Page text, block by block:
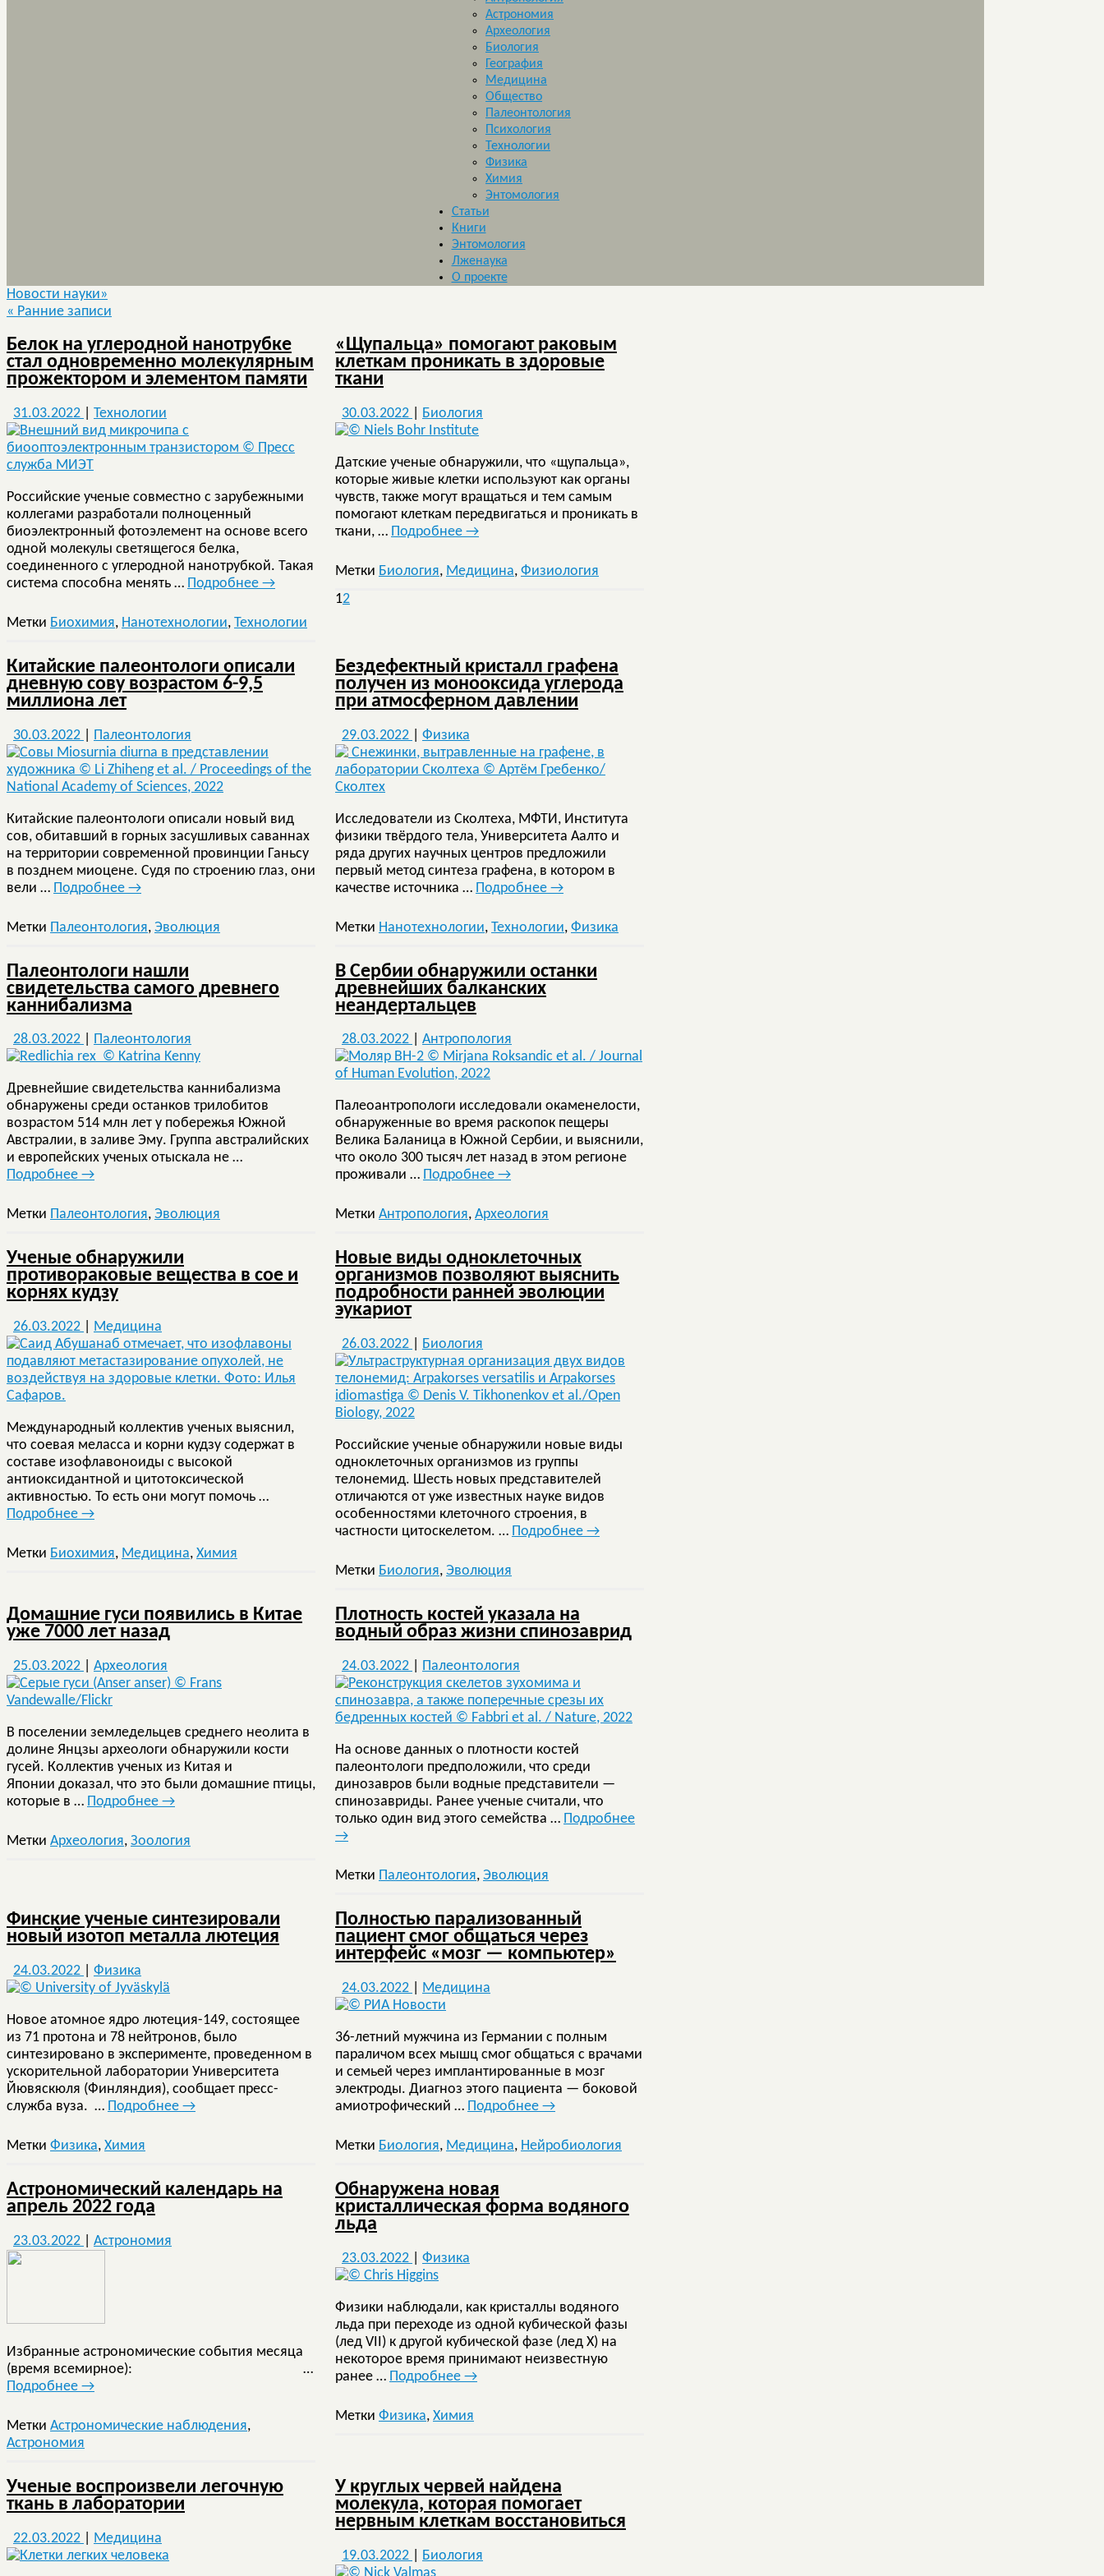
Астрономия
Археология
Биология
География
Медицина
Общество
Палеонтология
Психология
Технологии
Физика
Химия
Энтомология
Статьи
Книги
Энтомология
Лженаука
О проекте
Новости науки»
« Ранние записи
Белок на углеродной нанотрубке
стал одновременно молекулярным
прожектором и элементом памяти
31.03.2022 Технологии
Российские ученые совместно с зарубежными
коллегами разработали полноценный
биоэлектронный фотоэлемент на основе всего
одной молекулы светящегося белка,
соединенного с углеродной нанотрубкой. Такая
система способна менять … Подробнее →
Метки Биохимия, Нанотехнологии, Технологии
«Щупальца» помогают раковым
клеткам проникать в здоровые
ткани
30.03.2022 Биология
Датские ученые обнаружили, что «щупальца»,
которые живые клетки используют как органы
чувств, также могут вращаться и тем самым
помогают клеткам передвигаться и проникать в
ткани, … Подробнее →
Метки Биология, Медицина, Физиология
Китайские палеонтологи описали
дневную сову возрастом 6-9,5
миллиона лет
30.03.2022 Палеонтология
Китайские палеонтологи описали новый вид
сов, обитавший в горных засушливых саваннах
на территории современной провинции Ганьсу
в позднем миоцене. Судя по строению глаз, они
вели … Подробнее →
Метки Палеонтология, Эволюция
Бездефектный кристалл графена
получен из монооксида углерода
при атмосферном давлении
29.03.2022 Физика
Исследователи из Сколтеха, МФТИ, Института
физики твёрдого тела, Университета Аалто и
ряда других научных центров предложили
первый метод синтеза графена, в котором в
качестве источника … Подробнее →
Метки Нанотехнологии, Технологии, Физика
Палеонтологи нашли
свидетельства самого древнего
каннибализма
28.03.2022 Палеонтология
Древнейшие свидетельства каннибализма
обнаружены среди останков трилобитов
возрастом 514 млн лет у побережья Южной
Австралии, в заливе Эму. Группа австралийских
и европейских ученых отыскала не …
Подробнее →
Метки Палеонтология, Эволюция
В Сербии обнаружили останки
древнейших балканских
неандертальцев
28.03.2022 Антропология
Палеоантропологи исследовали окаменелости,
обнаруженные во время раскопок пещеры
Велика Баланица в Южной Сербии, и выяснили,
что около 300 тысяч лет назад в этом регионе
проживали … Подробнее →
Метки Антропология, Археология
Ученые обнаружили
противораковые вещества в сое и
корнях кудзу
26.03.2022 Медицина
Международный коллектив ученых выяснил,
что соевая меласса и корни кудзу содержат в
составе изофлавоноиды с высокой
антиоксидантной и цитотоксической
активностью. То есть они могут помочь …
Подробнее →
Метки Биохимия, Медицина, Химия
Новые виды одноклеточных
организмов позволяют выяснить
подробности ранней эволюции
эукариот
26.03.2022 Биология
Российские ученые обнаружили новые виды
одноклеточных организмов из группы
телонемид. Шесть новых представителей
отличаются от уже известных науке видов
особенностями клеточного строения, в
частности цитоскелетом. … Подробнее →
Метки Биология, Эволюция
Домашние гуси появились в Китае
уже 7000 лет назад
25.03.2022 Археология
В поселении земледельцев среднего неолита в
долине Янцзы археологи обнаружили кости
гусей. Коллектив ученых из Китая и
Японии доказал, что это были домашние птицы,
которые в … Подробнее →
Метки Археология, Зоология
Плотность костей указала на
водный образ жизни спинозаврид
24.03.2022 Палеонтология
На основе данных о плотности костей
палеонтологи предположили, что среди
динозавров были водные представители —
спинозавриды. Ранее ученые считали, что
только один вид этого семейства … Подробнее
→
Метки Палеонтология, Эволюция
Финские ученые синтезировали
новый изотоп металла лютеция
24.03.2022 Физика
Новое атомное ядро ​​лютеция-149, состоящее
из 71 протона и 78 нейтронов, было
синтезировано в эксперименте, проведенном в
ускорительной лаборатории Университета
Йювяскюля (Финляндия), сообщает пресс-
служба вуза. … Подробнее →
Метки Физика, Химия
Полностью парализованный
пациент смог общаться через
интерфейс «мозг — компьютер»
24.03.2022 Медицина
36-летний мужчина из Германии с полным
параличом всех мышц смог общаться с врачами
и семьей через имплантированные в мозг
электроды. Диагноз этого пациента — боковой
амиотрофический … Подробнее →
Метки Биология, Медицина, Нейробиология
Астрономический календарь на
апрель 2022 года
23.03.2022 Астрономия
Избранные астрономические события месяца
(время всемирное): …
Подробнее →
Метки Астрономические наблюдения,
Астрономия
Обнаружена новая
кристаллическая форма водяного
льда
23.03.2022 Физика
Физики наблюдали, как кристаллы водяного
льда при переходе из одной кубической фазы
(лед VII) к другой кубической фазе (лед X) на
некоторое время принимают неизвестную
ранее … Подробнее →
Метки Физика, Химия
Ученые воспроизвели легочную
ткань в лаборатории
22.03.2022 Медицина
У круглых червей найдена
молекула, которая помогает
нервным клеткам восстановиться
19.03.2022 Биология
12